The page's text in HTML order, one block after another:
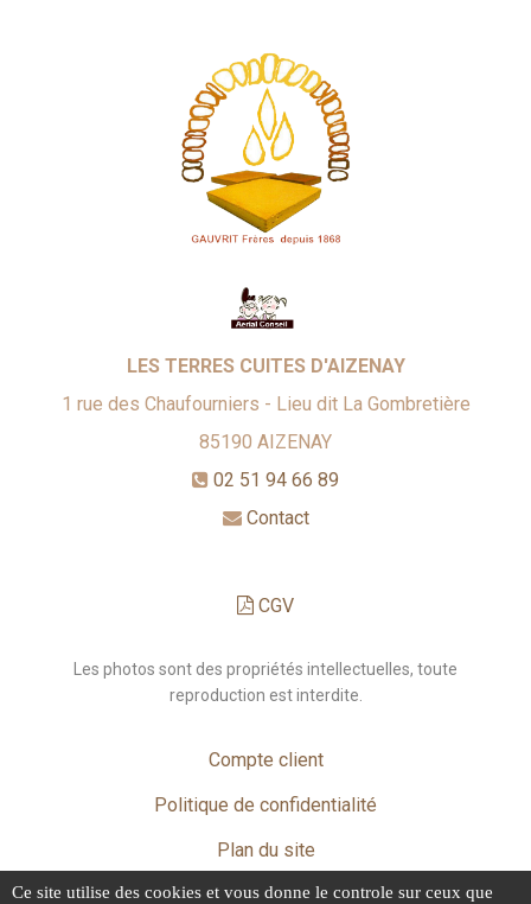
LES TERRES CUITES D'AIZENAY
1 rue des Chaufourniers - Lieu dit La Gombretière
85190 AIZENAY
02 51 94 66 89
Contact
CGV
Les photos sont des propriétés intellectuelles, toute
reproduction est interdite.
Compte client
Politique de confidentialité
Plan du site
Mentions légales
Ce site utilise des cookies et vous donne le controle sur ceux que